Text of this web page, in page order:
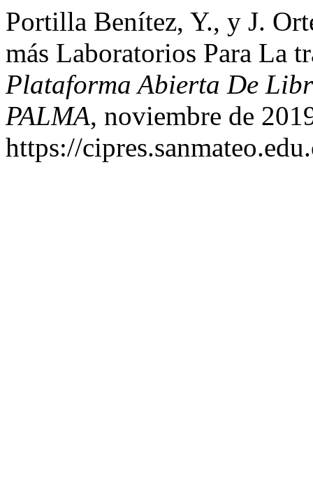
Portilla Benítez, Y., y J.
más Laboratorios Para La
Plataforma Abierta De
PALMA, noviembre de
https://